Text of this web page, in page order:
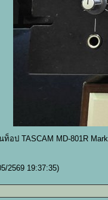
ท็อป TASCAM MD-801R
2569 19:37:35)